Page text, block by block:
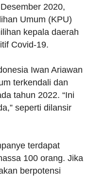
2020,
Umum (KPU)
kepala daerah
Covid-19.
Iwan Ariawan
terkendali dan
tahun 2022. “Ini
seperti dilansir
terdapat
100 orang. Jika
berpotensi